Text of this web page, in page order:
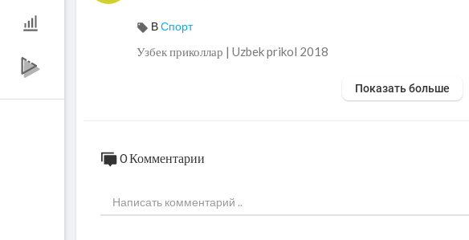
ВСпорт
Узбек приколлар | Uzbek prikol 2018
Показать больше
0 Комментарии